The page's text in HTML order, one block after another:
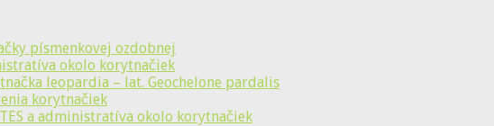
písmenkovej ozdobnej
okolo korytnačiek
leopardia – lat. Geochelone pardalis
korytnačiek
a administratíva okolo korytnačiek